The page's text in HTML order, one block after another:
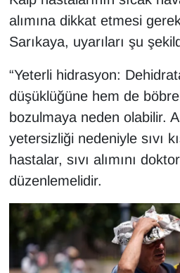
alımına dikkat etmesi
Sarıkaya, uyarıları şu
“Yeterli hidrasyon:
düşüklüğüne hem de
bozulmaya neden olabilir.
yetersizliği nedeniyle sıvı
hastalar, sıvı alımını
düzenlemelidir.